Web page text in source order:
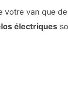
votre van que de
électriques